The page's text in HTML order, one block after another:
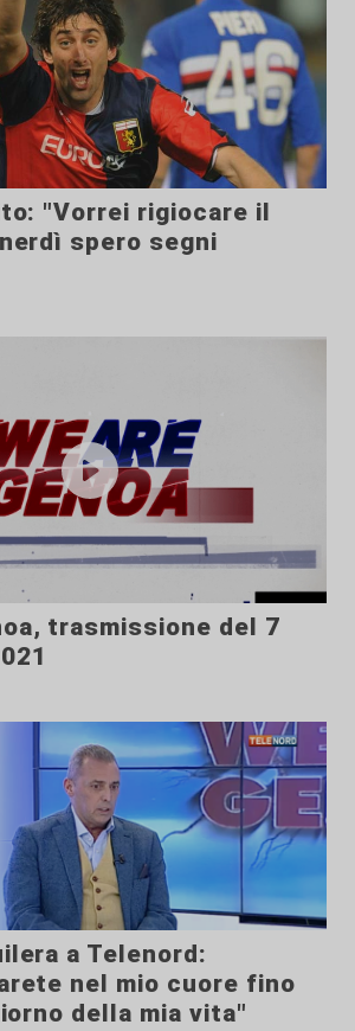
"Vorrei rigiocare il
spero segni
trasmissione del 7
a Telenord:
nel mio cuore fino
della mia vita"